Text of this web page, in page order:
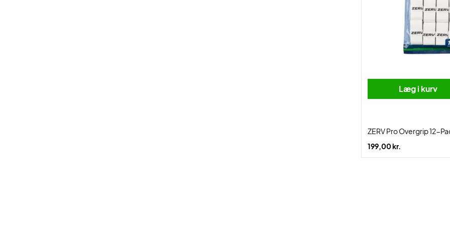
Læg i kurv
ZERV Pro Overgrip 12-
199,00 kr.